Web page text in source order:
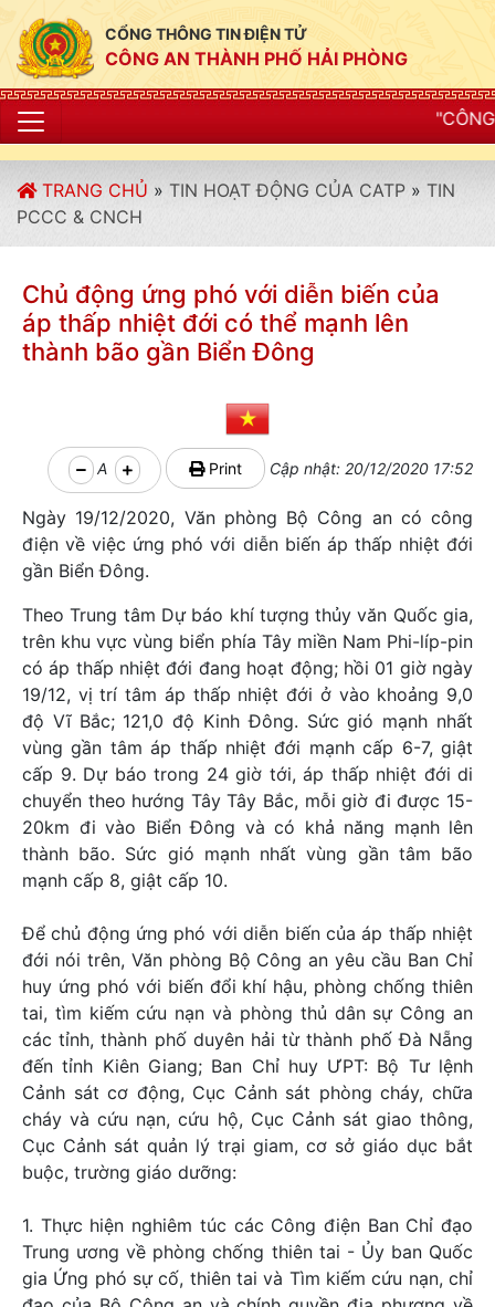
CỔNG THÔNG TIN ĐIỆN TỬ
CÔNG AN THÀNH PHỐ HẢI PHÒNG
"CÔNG AN THÀNH
TRANG CHỦ » TIN HOẠT ĐỘNG CỦA CATP » TIN
PCCC & CNCH
Chủ động ứng phó với diễn biến của
áp thấp nhiệt đới có thể mạnh lên
thành bão gần Biển Đông
A Print Cập nhật: 20/12/2020 17:52
Ngày 19/12/2020, Văn phòng Bộ Công an có công
điện về việc ứng phó với diễn biến áp thấp nhiệt đới
gần Biển Đông.
Theo Trung tâm Dự báo khí tượng thủy văn Quốc gia,
trên khu vực vùng biển phía Tây miền Nam Phi-líp-pin
có áp thấp nhiệt đới đang hoạt động; hồi 01 giờ ngày
19/12, vị trí tâm áp thấp nhiệt đới ở vào khoảng 9,0
độ Vĩ Bắc; 121,0 độ Kinh Đông. Sức gió mạnh nhất
vùng gần tâm áp thấp nhiệt đới mạnh cấp 6-7, giật
cấp 9. Dự báo trong 24 giờ tới, áp thấp nhiệt đới di
chuyển theo hướng Tây Tây Bắc, mỗi giờ đi được 15-
20km đi vào Biển Đông và có khả năng mạnh lên
thành bão. Sức gió mạnh nhất vùng gần tâm bão
mạnh cấp 8, giật cấp 10.
Để chủ động ứng phó với diễn biến của áp thấp nhiệt
đới nói trên, Văn phòng Bộ Công an yêu cầu Ban Chỉ
huy ứng phó với biến đổi khí hậu, phòng chống thiên
tai, tìm kiếm cứu nạn và phòng thủ dân sự Công an
các tỉnh, thành phố duyên hải từ thành phố Đà Nẵng
đến tỉnh Kiên Giang; Ban Chỉ huy ƯPT: Bộ Tư lệnh
Cảnh sát cơ động, Cục Cảnh sát phòng cháy, chữa
cháy và cứu nạn, cứu hộ, Cục Cảnh sát giao thông,
Cục Cảnh sát quản lý trại giam, cơ sở giáo dục bắt
buộc, trường giáo dưỡng:
1. Thực hiện nghiêm túc các Công điện Ban Chỉ đạo
Trung ương về phòng chống thiên tai - Ủy ban Quốc
gia Ứng phó sự cố, thiên tai và Tìm kiếm cứu nạn, chỉ